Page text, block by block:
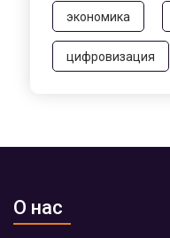
экономика
цифровизация
О нас